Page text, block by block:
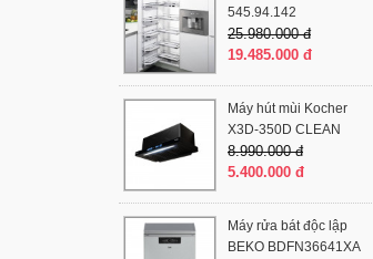
545.94.142
25.980.000 đ
19.485.000 đ
Máy hút mùi Kocher
X3D-350D CLEAN
8.990.000 đ
5.400.000 đ
Máy rửa bát độc lập
BEKO BDFN36641XA